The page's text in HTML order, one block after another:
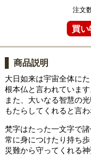
注文
商品説明
大日如来は宇宙全体に
根本仏と言われています
また、大いなる智慧の
もたらしてくれると言わ
梵字はたった一文字で
常に身につけたり持ち
災難から守ってくれる